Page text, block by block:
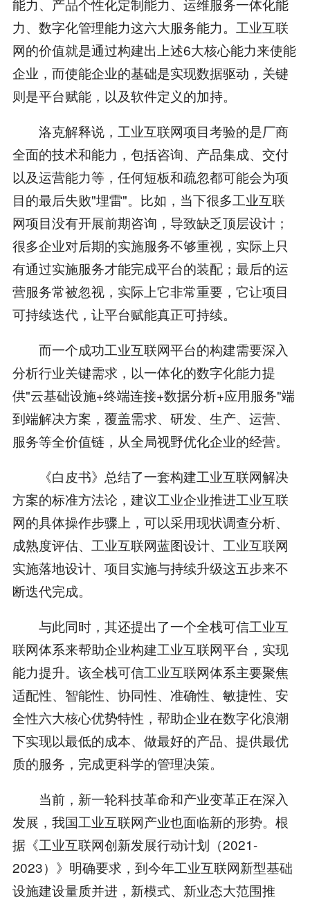
能力、产品个性化定制能力、运维服务一体化能
力、数字化管理能力这六大服务能力。工业互联
网的价值就是通过构建出上述6大核心能力来使能
企业，而使能企业的基础是实现数据驱动，关键
则是平台赋能，以及软件定义的加持。
洛克解释说，工业互联网项目考验的是厂商
全面的技术和能力，包括咨询、产品集成、交付
以及运营能力等，任何短板和疏忽都可能会为项
目的最后失败"埋雷"。比如，当下很多工业互联
网项目没有开展前期咨询，导致缺乏顶层设计；
很多企业对后期的实施服务不够重视，实际上只
有通过实施服务才能完成平台的装配；最后的运
营服务常被忽视，实际上它非常重要，它让项目
可持续迭代，让平台赋能真正可持续。
而一个成功工业互联网平台的构建需要深入
分析行业关键需求，以一体化的数字化能力提
供"云基础设施+终端连接+数据分析+应用服务"端
到端解决方案，覆盖需求、研发、生产、运营、
服务等全价值链，从全局视野优化企业的经营。
《白皮书》总结了一套构建工业互联网解决
方案的标准方法论，建议工业企业推进工业互联
网的具体操作步骤上，可以采用现状调查分析、
成熟度评估、工业互联网蓝图设计、工业互联网
实施落地设计、项目实施与持续升级这五步来不
断迭代完成。
与此同时，其还提出了一个全栈可信工业互
联网体系来帮助企业构建工业互联网平台，实现
能力提升。该全栈可信工业互联网体系主要聚焦
适配性、智能性、协同性、准确性、敏捷性、安
全性六大核心优势特性，帮助企业在数字化浪潮
下实现以最低的成本、做最好的产品、提供最优
质的服务，完成更科学的管理决策。
当前，新一轮科技革命和产业变革正在深入
发展，我国工业互联网产业也面临新的形势。根
据《工业互联网创新发展行动计划（2021-
2023）》明确要求，到今年工业互联网新型基础
设施建设量质并进，新模式、新业态大范围推